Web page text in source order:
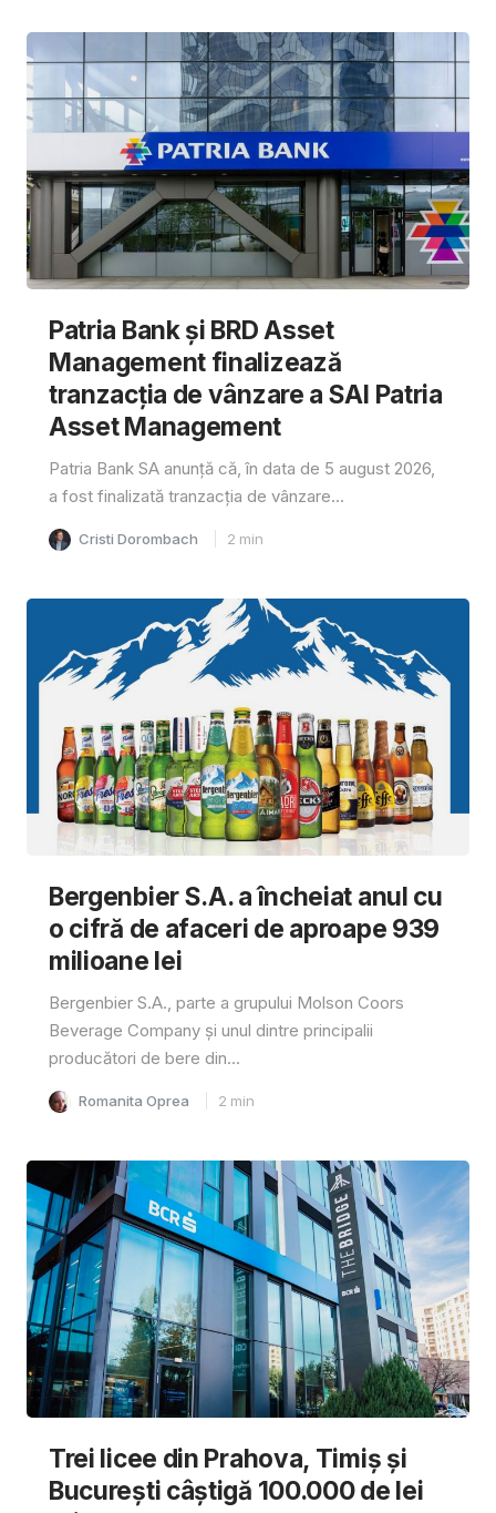
Patria Bank și BRD Asset
Management finalizează
tranzacția de vânzare a SAI Patria
Asset Management
Patria Bank SA anunță că, în data de 5 august 2026,
a fost finalizată tranzacția de vânzare...
Cristi Dorombach 2 min
Bergenbier S.A. a încheiat anul cu
o cifră de afaceri de aproape 939
milioane lei
Bergenbier S.A., parte a grupului Molson Coors
Beverage Company și unul dintre principalii
producători de bere din...
Romanita Oprea 2 min
Trei licee din Prahova, Timiș și
București câștigă 100.000 de lei